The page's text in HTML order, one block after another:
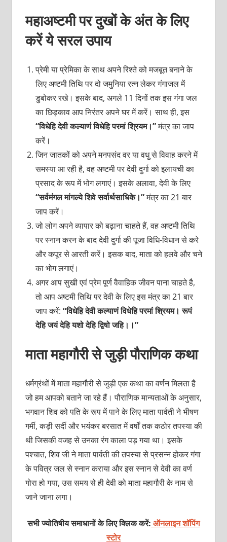
महाअष्टमी पर दुखों के अंत के लिए
करें ये सरल उपाय
प्रेमी या प्रेमिका के साथ अपने रिश्ते को मजबूत बनाने के
लिए अष्टमी तिथि पर दो जमुनिया रत्न लेकर गंगाजल में
डुबोकर रखे। इसके बाद, अगले 11 दिनों तक इस गंगा जल
का छिड़काव आप निरंतर अपने घर में करें। साथ ही, इस
“विधेहि देवी कल्याणं विधेहि परमां श्रियम।”मंत्र का जाप
करें।
जिन जातकों को अपने मनपसंद वर या वधु से विवाह करने में
समस्या आ रही है, वह अष्टमी पर देवी दुर्गा को इलायची का
प्रसाद के रूप में भोग लगाएं। इसके अलावा, देवी के लिए
“सर्वमंगल मांगल्ये शिवे सर्वार्थसाधिके।”मंत्र का 21 बार
जाप करें।
जो लोग अपने व्यापार को बढ़ाना चाहते हैं, वह अष्टमी तिथि
पर स्नान करन के बाद देवी दुर्गा की पूजा विधि-विधान से करे
और कपूर से आरती करें। इसक बाद, माता को हलवे और चने
का भोग लगाएं।
अगर आप सुखी एवं प्रेम पूर्ण वैवाहिक जीवन पाना चाहते है,
तो आप अष्टमी तिथि पर देवी के लिए इस मंत्र का 21 बार
जाप करें: “विधेहि देवी कल्याणं विधेहि परमां श्रियम। रूपं
देहि जयं देहि यशो देहि द्विषो जहि।।”
माता महागौरी से जुड़ी पौराणिक कथा
धर्मग्रंथों में माता महागौरी से जुड़ी एक कथा का वर्णन मिलता है
जो हम आपको बताने जा रहे हैं। पौराणिक मान्यताओं के अनुसार,
भगवान शिव को पति के रूप में पाने के लिए माता पार्वती ने भीषण
गर्मी, कड़ी सर्दी और भयंकर बरसात में वर्षों तक कठोर तपस्या की
थी जिसकी वजह से उनका रंग काला पड़ गया था। इसके
पश्चात, शिव जी ने माता पार्वती की तपस्या से प्रसन्न होकर गंगा
के पवित्र जल से स्नान कराया और इस स्नान से देवी का वर्ण
गोरा हो गया, उस समय से ही देवी को माता महागौरी के नाम से
जाने जाना लगा।
सभी ज्योतिषीय समाधानों के लिए क्लिक करें: ऑनलाइन शॉपिंग
स्टोर